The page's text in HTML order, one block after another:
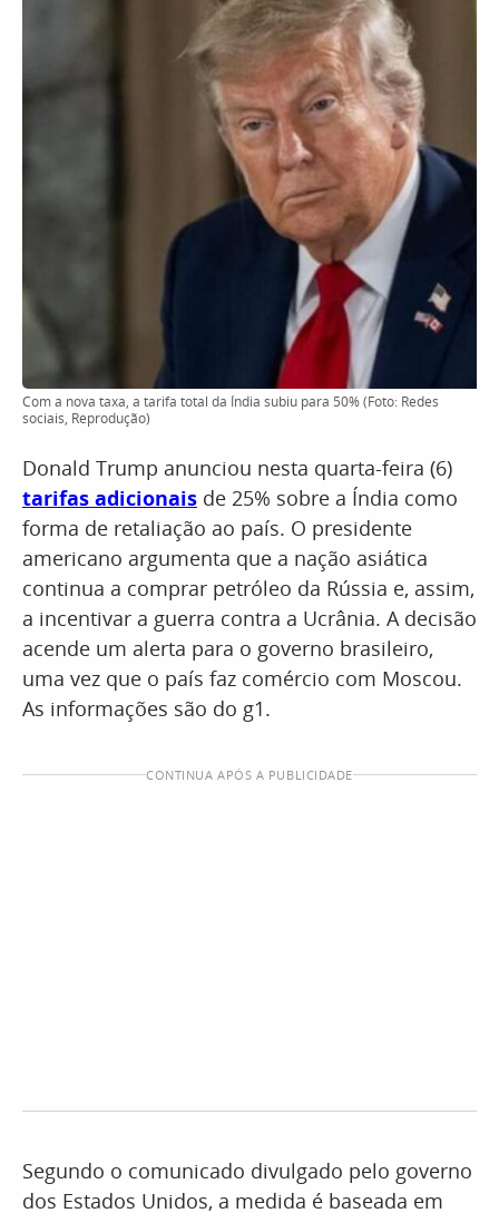
Com a nova taxa, a tarifa total da Índia subiu para 50% (Foto: Redes
sociais, Reprodução)
Donald Trump anunciou nesta quarta-feira (6)
tarifas adicionais de 25% sobre a Índia como
forma de retaliação ao país. O presidente
americano argumenta que a nação asiática
continua a comprar petróleo da Rússia e, assim,
a incentivar a guerra contra a Ucrânia. A decisão
acende um alerta para o governo brasileiro,
uma vez que o país faz comércio com Moscou.
As informações são do g1.
CONTINUA APÓS A PUBLICIDADE
Segundo o comunicado divulgado pelo governo
dos Estados Unidos, a medida é baseada em